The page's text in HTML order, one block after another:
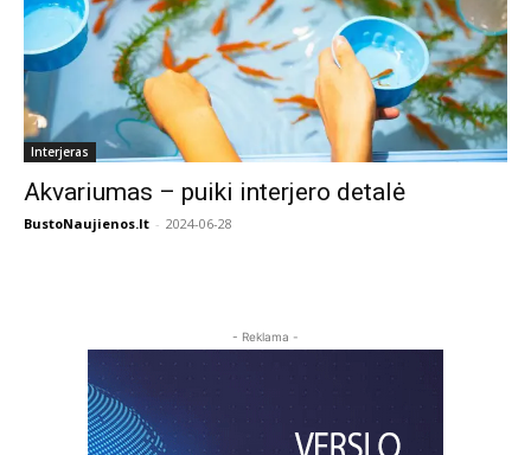
Interjeras
Akvariumas – puiki interjero detalė
BustoNaujienos.lt - 2024-06-28
- Reklama -